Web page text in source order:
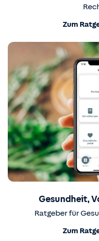
Zum
Gesundheit,
Ratgeber für
Zum